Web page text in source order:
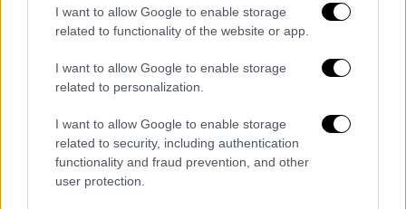
I want to allow Google to enable storage
related to functionality of the website or app.
I want to allow Google to enable storage
related to personalization.
I want to allow Google to enable storage
related to security, including authentication
functionality and fraud prevention, and other
user protection.
Ο Στέλιος Κουδουνάρης μίλησε, επίσης, για
την οποία χαρακτήρισε σημαντική για τον
χώρο της μόδας στην τηλεόραση, ενώ
εξέφρασε την εκτίμησή του για όλες τις
παρουσιάστριες του «My Style Rocks»,
αναφέροντας τη φιλική του σχέση με την
Κατερίνα Καραβάτου